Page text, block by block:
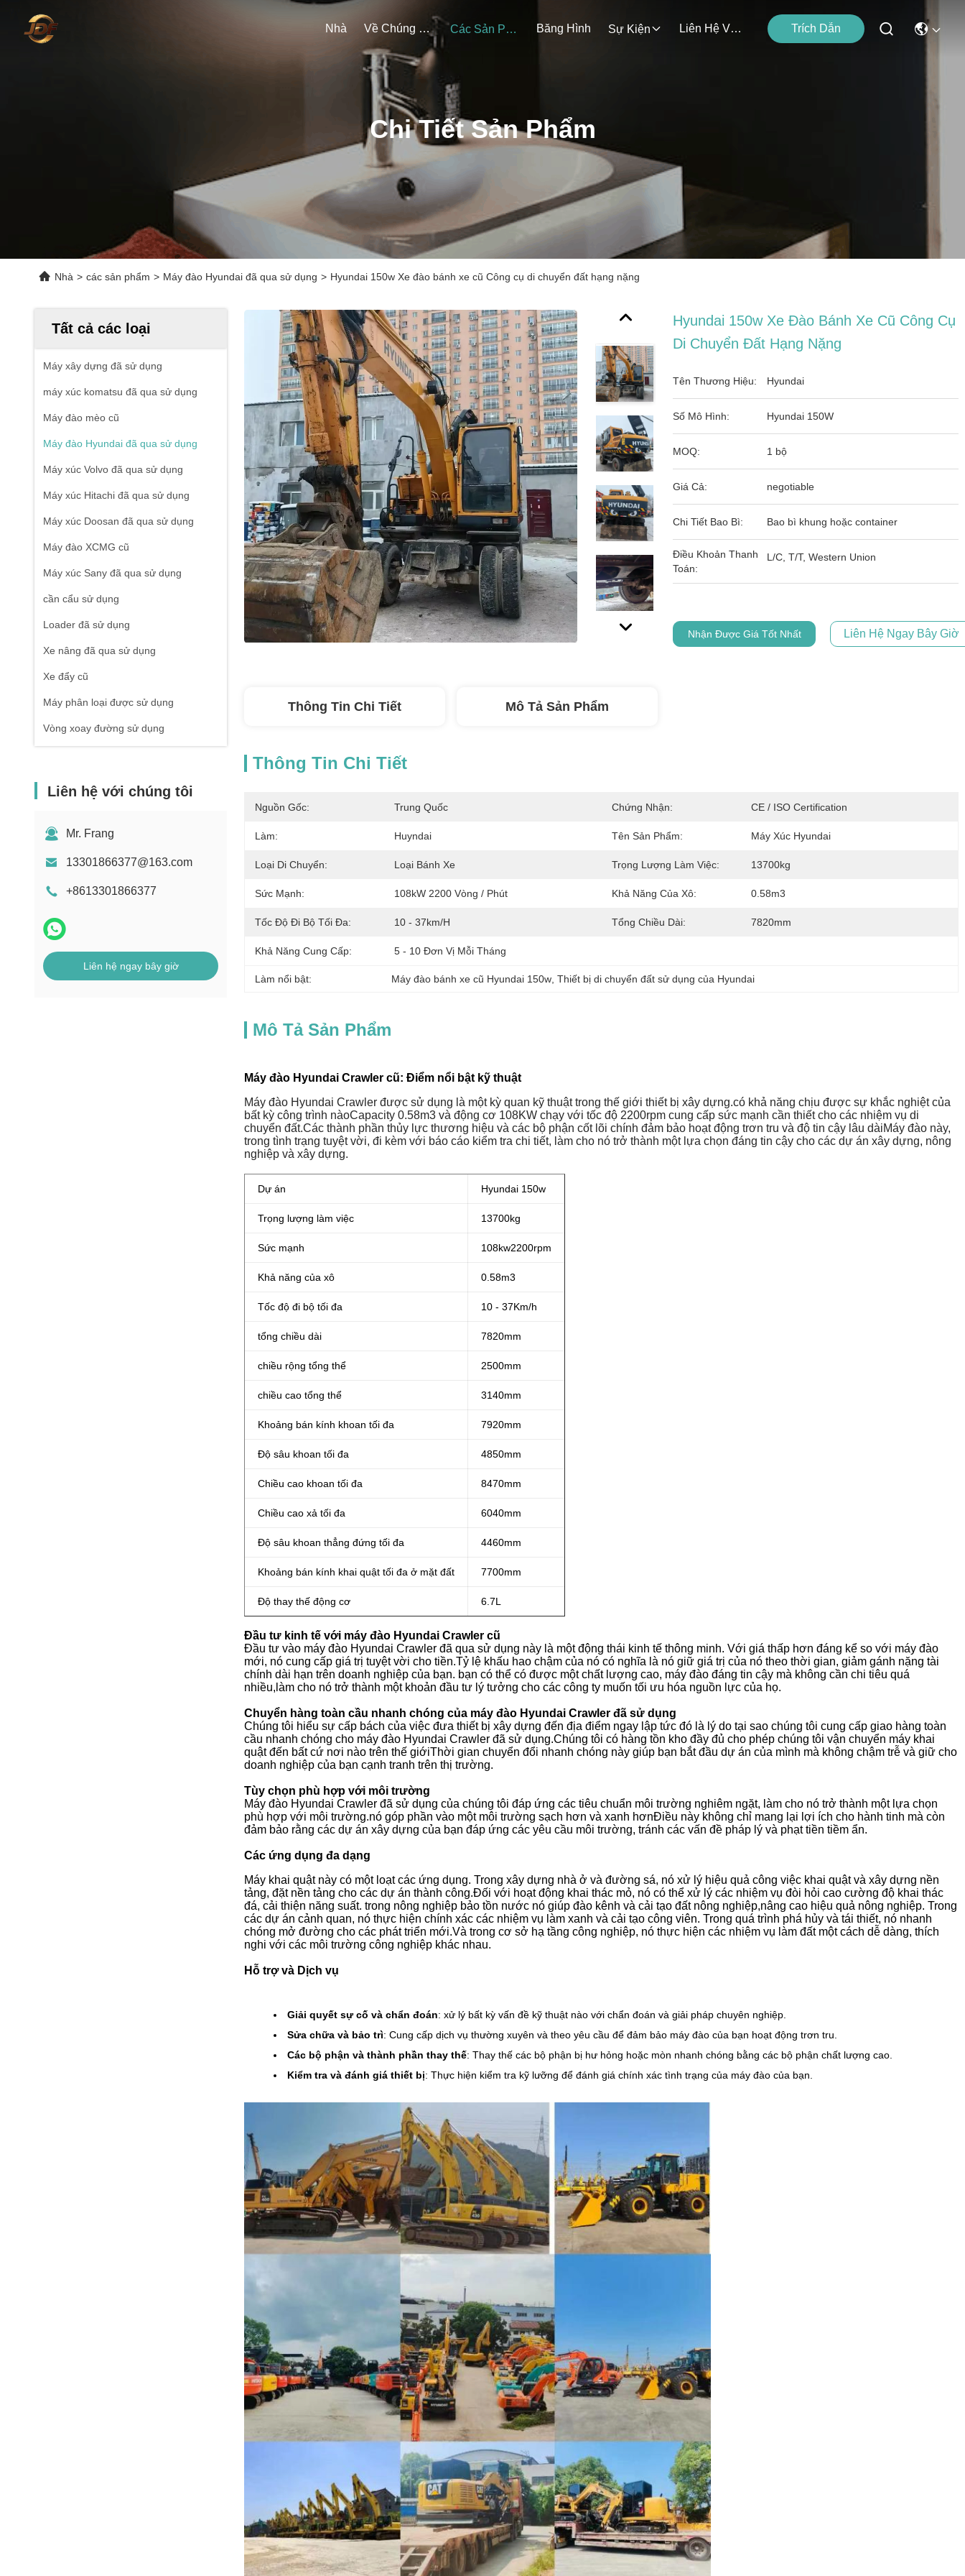
Nhà Về Chúng Tôi Các Sản Phẩm Băng Hình Sự Kiện Liên Hệ Với Chúng Tôi Trích Dẫn
Chi Tiết Sản Phẩm
Nhà > các sản phẩm > Máy đào Hyundai đã qua sử dụng > Hyundai 150w Xe đào bánh xe cũ Công cụ di chuyển đất hạng nặng
Tất cả các loại
Máy xây dựng đã sử dụng
máy xúc komatsu đã qua sử dụng
Máy đào mèo cũ
Máy đào Hyundai đã qua sử dụng
Máy xúc Volvo đã qua sử dụng
Máy xúc Hitachi đã qua sử dụng
Máy xúc Doosan đã qua sử dụng
Máy đào XCMG cũ
Máy xúc Sany đã qua sử dụng
cần cẩu sử dụng
Loader đã sử dụng
Xe nâng đã qua sử dụng
Xe đẩy cũ
Máy phân loại được sử dụng
Vòng xoay đường sử dụng
Liên hệ với chúng tôi
Mr. Frang
13301866377@163.com
+8613301866377
Liên hệ ngay bây giờ
Hyundai 150w Xe Đào Bánh Xe Cũ Công Cụ
Di Chuyển Đất Hạng Nặng
Tên Thương Hiệu: Hyundai
Số Mô Hình: Hyundai 150W
MOQ: 1 bộ
Giá Cả: negotiable
Chi Tiết Bao Bì: Bao bì khung hoặc container
Điều Khoản Thanh
Toán:
L/C, T/T, Western Union
Nhận Được Giá Tốt Nhất Liên Hệ Ngay Bây Giờ
Thông Tin Chi Tiết Mô Tả Sản Phẩm
Thông Tin Chi Tiết
Nguồn Gốc: Trung Quốc Chứng Nhận: CE / ISO Certification
Làm: Huyndai Tên Sản Phẩm: Máy Xúc Hyundai
Loại Di Chuyển: Loại Bánh Xe Trọng Lượng Làm Việc: 13700kg
Sức Mạnh: 108kW 2200 Vòng / Phút Khả Năng Của Xô: 0.58m3
Tốc Độ Đi Bộ Tối Đa: 10 - 37km/h Tổng Chiều Dài: 7820mm
Khả Năng Cung Cấp: 5 - 10 Đơn Vị Mỗi Tháng
Làm nổi bật: Máy đào bánh xe cũ Hyundai 150w, Thiết bị di chuyển đất sử dụng của Hyundai
Mô Tả Sản Phẩm
Máy đào Hyundai Crawler cũ: Điểm nổi bật kỹ thuật
Máy đào Hyundai Crawler được sử dụng là một kỳ quan kỹ thuật trong thế giới thiết bị xây dựng.có khả năng chịu được sự khắc nghiệt của
bất kỳ công trình nàoCapacity 0.58m3 và động cơ 108KW chạy với tốc độ 2200rpm cung cấp sức mạnh cần thiết cho các nhiệm vụ di
chuyển đất.Các thành phần thủy lực thương hiệu và các bộ phận cốt lõi chính đảm bảo hoạt động trơn tru và độ tin cậy lâu dàiMáy đào này,
trong tình trạng tuyệt vời, đi kèm với báo cáo kiểm tra chi tiết, làm cho nó trở thành một lựa chọn đáng tin cậy cho các dự án xây dựng, nông
nghiệp và xây dựng.
Dự án Hyundai 150w
Trọng lượng làm việc 13700kg
Sức mạnh 108kw2200rpm
Khả năng của xô 0.58m3
Tốc độ đi bộ tối đa 10 - 37Km/h
tổng chiều dài 7820mm
chiều rộng tổng thể 2500mm
chiều cao tổng thể 3140mm
Khoảng bán kính khoan tối đa 7920mm
Độ sâu khoan tối đa 4850mm
Chiều cao khoan tối đa 8470mm
Chiều cao xả tối đa 6040mm
Độ sâu khoan thẳng đứng tối đa 4460mm
Khoảng bán kính khai quật tối đa ở mặt đất 7700mm
Độ thay thế động cơ 6.7L
Đầu tư kinh tế với máy đào Hyundai Crawler cũ
Đầu tư vào máy đào Hyundai Crawler đã qua sử dụng này là một động thái kinh tế thông minh. Với giá thấp hơn đáng kể so với máy đào
mới, nó cung cấp giá trị tuyệt vời cho tiền.Tỷ lệ khấu hao chậm của nó có nghĩa là nó giữ giá trị của nó theo thời gian, giảm gánh nặng tài
chính dài hạn trên doanh nghiệp của bạn. bạn có thể có được một chất lượng cao, máy đào đáng tin cậy mà không cần chi tiêu quá
nhiều,làm cho nó trở thành một khoản đầu tư lý tưởng cho các công ty muốn tối ưu hóa nguồn lực của họ.
Chuyển hàng toàn cầu nhanh chóng của máy đào Hyundai Crawler đã sử dụng
Chúng tôi hiểu sự cấp bách của việc đưa thiết bị xây dựng đến địa điểm ngay lập tức đó là lý do tại sao chúng tôi cung cấp giao hàng toàn
cầu nhanh chóng cho máy đào Hyundai Crawler đã sử dụng.Chúng tôi có hàng tồn kho đầy đủ cho phép chúng tôi vận chuyển máy khai
quật đến bất cứ nơi nào trên thế giớiThời gian chuyển đổi nhanh chóng này giúp bạn bắt đầu dự án của mình mà không chậm trễ và giữ cho
doanh nghiệp của bạn cạnh tranh trên thị trường.
Tùy chọn phù hợp với môi trường
Máy đào Hyundai Crawler đã sử dụng của chúng tôi đáp ứng các tiêu chuẩn môi trường nghiêm ngặt, làm cho nó trở thành một lựa chọn
phù hợp với môi trường.nó góp phần vào một môi trường sạch hơn và xanh hơnĐiều này không chỉ mang lại lợi ích cho hành tinh mà còn
đảm bảo rằng các dự án xây dựng của bạn đáp ứng các yêu cầu môi trường, tránh các vấn đề pháp lý và phạt tiền tiềm ẩn.
Các ứng dụng đa dạng
Máy khai quật này có một loạt các ứng dụng. Trong xây dựng nhà ở và đường sá, nó xử lý hiệu quả công việc khai quật và xây dựng nền
tảng, đặt nền tảng cho các dự án thành công.Đối với hoạt động khai thác mỏ, nó có thể xử lý các nhiệm vụ đòi hỏi cao cường độ khai thác
đá, cải thiện năng suất. trong nông nghiệp bảo tồn nước nó giúp đào kênh và cải tạo đất nông nghiệp,nâng cao hiệu quả nông nghiệp. Trong
các dự án cảnh quan, nó thực hiện chính xác các nhiệm vụ làm xanh và cải tạo công viên. Trong quá trình phá hủy và tái thiết, nó nhanh
chóng mở đường cho các phát triển mới.Và trong cơ sở hạ tầng công nghiệp, nó thực hiện các nhiệm vụ làm đất một cách dễ dàng, thích
nghi với các môi trường công nghiệp khác nhau.
Hỗ trợ và Dịch vụ
Giải quyết sự cố và chẩn đoán: xử lý bất kỳ vấn đề kỹ thuật nào với chẩn đoán và giải pháp chuyên nghiệp.
Sửa chữa và bảo trì: Cung cấp dịch vụ thường xuyên và theo yêu cầu để đảm bảo máy đào của bạn hoạt động trơn tru.
Các bộ phận và thành phần thay thế: Thay thế các bộ phận bị hư hỏng hoặc mòn nhanh chóng bằng các bộ phận chất lượng cao.
Kiểm tra và đánh giá thiết bị: Thực hiện kiểm tra kỹ lưỡng để đánh giá chính xác tình trạng của máy đào của bạn.